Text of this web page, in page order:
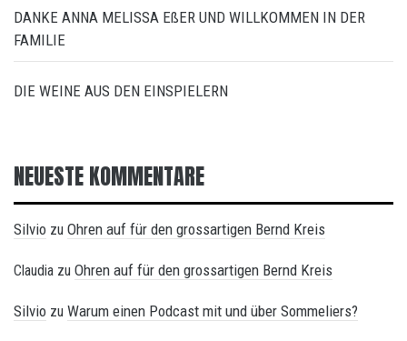
DANKE ANNA MELISSA EßER UND WILLKOMMEN IN DER
FAMILIE
DIE WEINE AUS DEN EINSPIELERN
NEUESTE KOMMENTARE
Silvio zu Ohren auf für den grossartigen Bernd Kreis
Claudia zu Ohren auf für den grossartigen Bernd Kreis
Silvio zu Warum einen Podcast mit und über Sommeliers?